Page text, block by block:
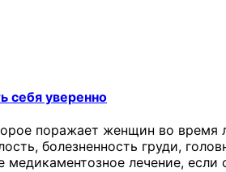
себя уверенно
поражает женщин во время
болезненность груди,
медикаментозное лечение,